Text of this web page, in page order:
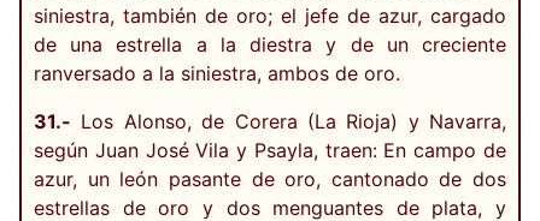
siniestra, también de oro; el jefe de azur, cargado
de una estrella a la diestra y de un creciente
ranversado a la siniestra, ambos de oro.
31.- Los Alonso, de Corera (La Rioja) y Navarra,
según Juan José Vila y Psayla, traen: En campo de
azur, un león pasante de oro, cantonado de dos
estrellas de oro y dos menguantes de plata, y